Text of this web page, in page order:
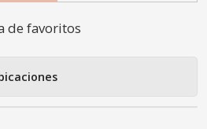
de favoritos